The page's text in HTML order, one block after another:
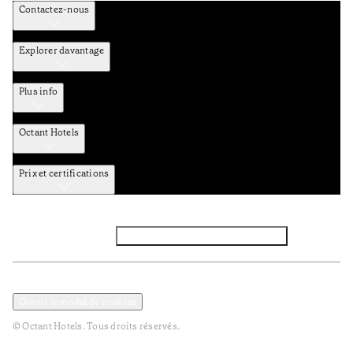
Contactez-nous
Explorer davantage
Plus info
Octant Hotels
Prix et certifications
© Octant Hotels. Tous droits réservés.